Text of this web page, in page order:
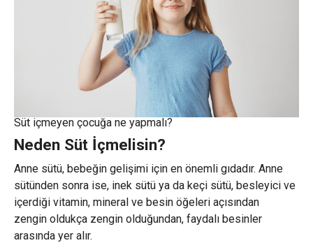
Süt içmeyen çocuğa ne yapmalı?
Neden Süt İçmelisin?
Anne sütü, bebeğin gelişimi için en önemli gıdadır. Anne
sütünden sonra ise, inek sütü ya da keçi sütü, besleyici ve
içerdiği vitamin, mineral ve besin öğeleri açısından
zengin oldukça zengin olduğundan, faydalı besinler
arasında yer alır.